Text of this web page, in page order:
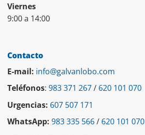
Viernes
9:00 a 14:00
Contacto
E-mail: info@galvanlobo.com
Teléfonos: 983 371 267/ 620 101 070
Urgencias: 607 507 171
WhatsApp: 983 335 566/ 620 101 070